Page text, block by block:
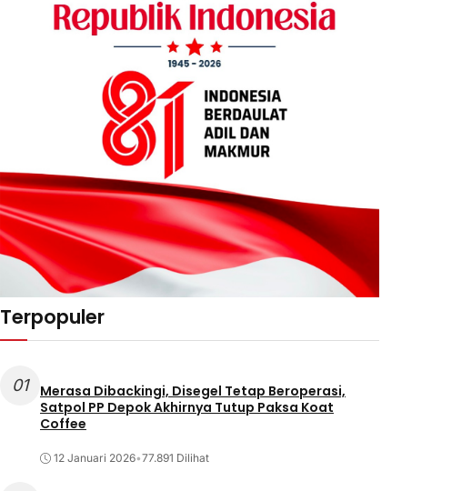
Terpopuler
01
Merasa Dibackingi, Disegel Tetap Beroperasi,
Satpol PP Depok Akhirnya Tutup Paksa Koat
Coffee
12 Januari 2026•77.891 Dilihat